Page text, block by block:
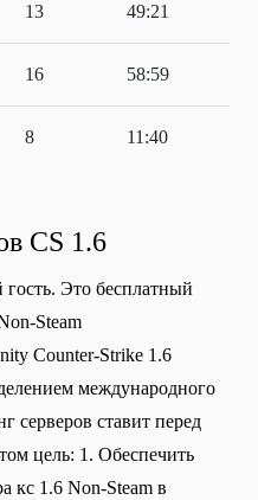
13 49:21
16 58:59
8 11:40
CS 1.6
Это бесплатный
Steam
Сounter-Strike 1.6
международного
серверов ставит перед
цель: 1. Обеспечить
кс 1.6 Non-Steam в